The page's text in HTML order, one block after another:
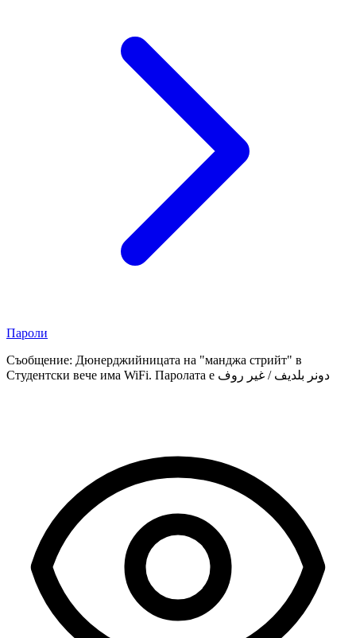
Пароли
Съобщение: Дюнерджийницата на "манджа стрийт" в
Студентски вече има WiFi. Паролата е دونر بلديف / غير روف